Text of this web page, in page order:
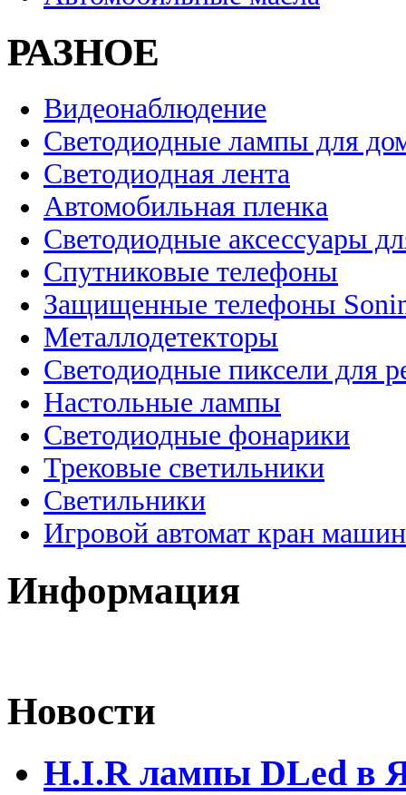
РАЗНОЕ
Видеонаблюдение
Светодиодные лампы для
Светодиодная лента
Автомобильная пленка
Светодиодные аксессуары
Спутниковые телефоны
Защищенные телефоны
Металлодетекторы
Светодиодные пиксели для
Настольные лампы
Светодиодные фонарики
Трековые светильники
Светильники
Игровой автомат кран
Информация
Новости
H.I.R лампы DLed в